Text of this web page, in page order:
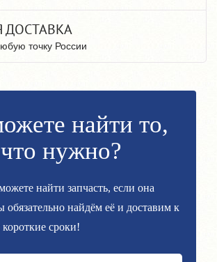
ДОСТАВКА
точку России
найти то,
что нужно?
найти запчасть, если она
обязательно найдём её и доставим к
сроки!